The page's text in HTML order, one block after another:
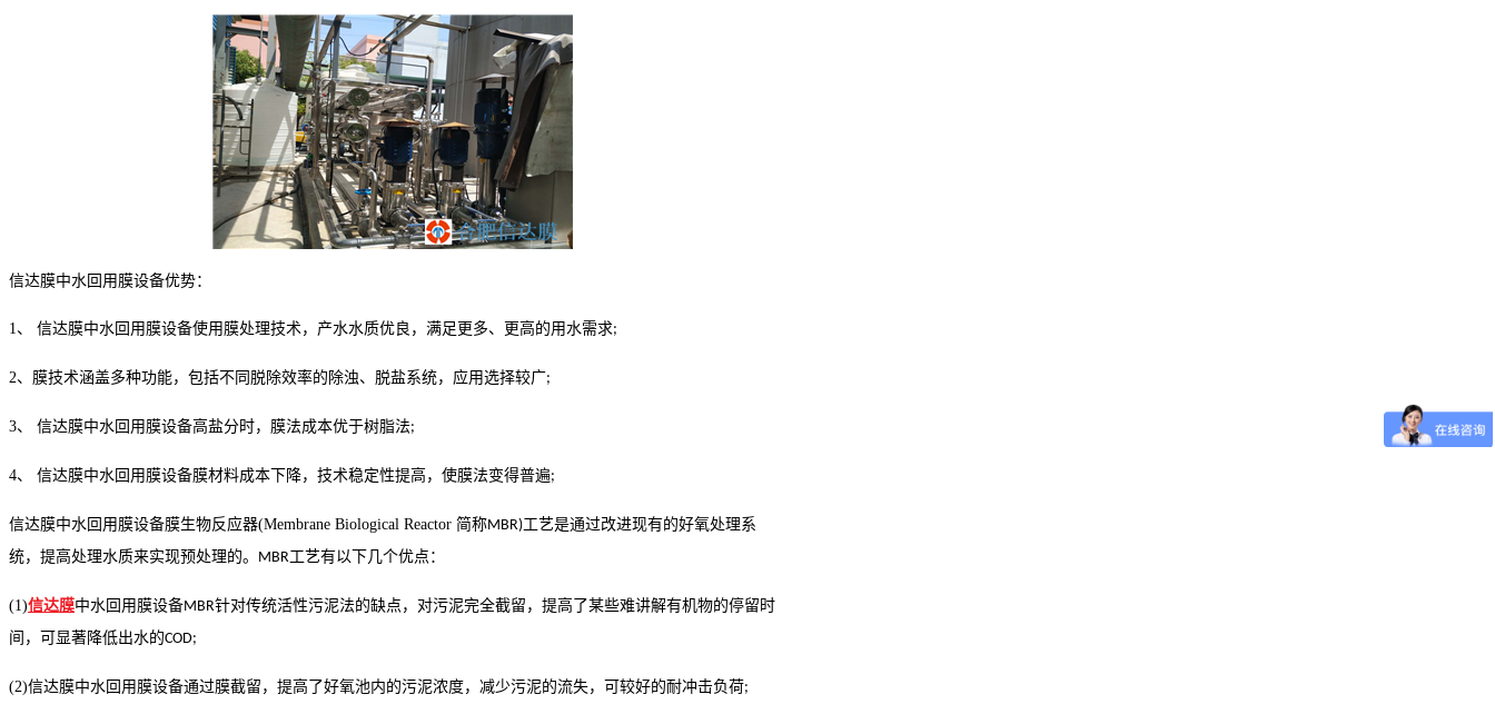
信达膜中水回用膜设备优势：
1、 信达膜中水回用膜设备使用膜处理技术，产水水质优良，满足更多、更高的用水需求;
2、膜技术涵盖多种功能，包括不同脱除效率的除浊、脱盐系统，应用选择较广;
3、 信达膜中水回用膜设备高盐分时，膜法成本优于树脂法;
4、 信达膜中水回用膜设备膜材料成本下降，技术稳定性提高，使膜法变得普遍;
信达膜中水回用膜设备膜生物反应器(Membrane Biological Reactor 简称MBR)工艺是通过改进现有的好氧处理系
统，提高处理水质来实现预处理的。 MBR工艺有以下几个优点：
(1)信达膜中水回用膜设备MBR针对传统活性污泥法的缺点，对污泥完全截留，提高了某些难讲解有机物的停留时
间，可显著降低出水的COD;
(2)信达膜中水回用膜设备通过膜截留，提高了好氧池内的污泥浓度，减少污泥的流失，可较好的耐冲击负荷;